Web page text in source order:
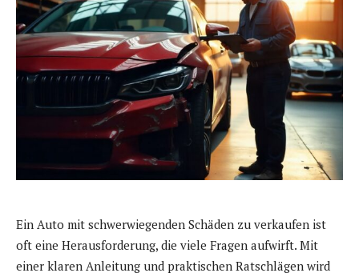
Ein Auto mit schwerwiegenden Schäden zu verkaufen ist
oft eine Herausforderung, die viele Fragen aufwirft. Mit
einer klaren Anleitung und praktischen Ratschlägen wird